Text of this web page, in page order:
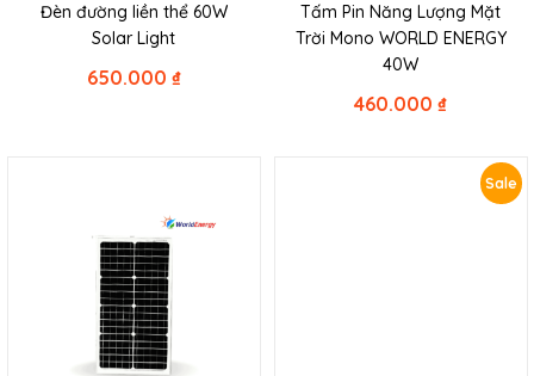
Đèn đường liền thể 60W
Solar Light
650.000 ₫
Tấm Pin Năng Lượng Mặt
Trời Mono WORLD ENERGY
40W
460.000 ₫
Sale